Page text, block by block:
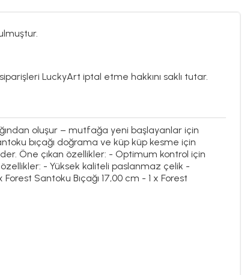
LuckyArt iptal etme hakkını saklı tutar.
oluşur – mutfağa yeni başlayanlar için
bıçağı doğrama ve küp küp kesme için
Öne çıkan özellikler: - Optimum kontrol için
- Yüksek kaliteli paslanmaz çelik -
Santoku Bıçağı 17,00 cm - 1 x Forest